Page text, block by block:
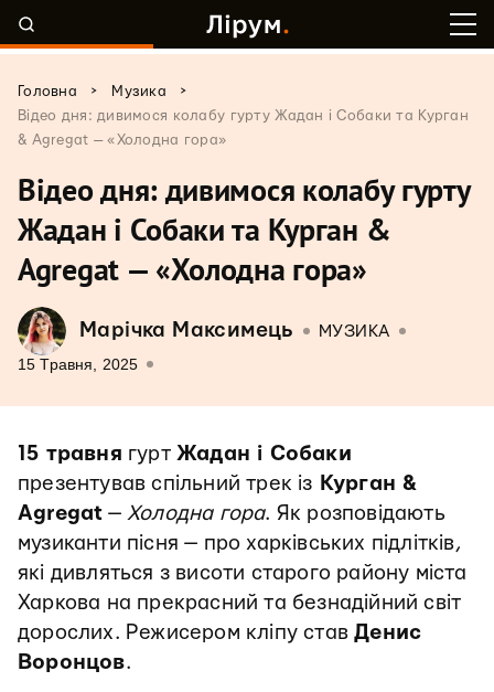
Головна > Музика
>
Відео дня: дивимося колабу гурту Жадан і Собаки та Курган
& Agregat — «Холодна гора»
Відео дня: дивимося колабу гурту
Жадан і Собаки та Курган &
Agregat — «Холодна гора»
Марічка Максимець МУЗИКА
15 Травня, 2025
15 травня гуртЖадан і Собаки
презентував спільний трек із Курган &
Agregat —Холодна гора. Як розповідають
музиканти пісня — про харківських підлітків,
які дивляться з висоти старого району міста
Харкова на прекрасний та безнадійний світ
дорослих. Режисером кліпу ставДенис
Воронцов.